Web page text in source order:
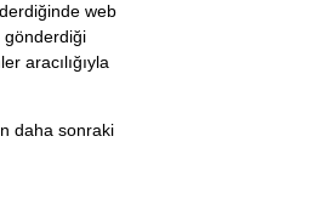
web
gönderdiği
aracılığıyla
daha sonraki